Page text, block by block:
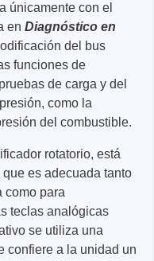
únicamente con el
en Diagnóstico en
del bus
funciones de
de carga y del
como la
del combustible.
rotatorio, está
es adecuada tanto
como para
teclas analógicas
se utiliza una
confiere a la unidad un